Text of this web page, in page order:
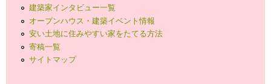
建築家インタビュー一覧
オープンハウス・建築イベント情報
安い土地に住みやすい家をたてる方法
寄稿一覧
サイトマップ